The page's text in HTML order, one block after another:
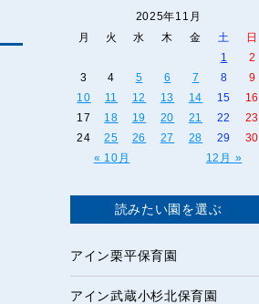
2025年11月
月
火 水 木 金 土 日
« 10月 12月 »
1
2
3
4 5 6 7 8
9
10
11 12 13 14 15
16
17
18 19 20 21 22
23
24
25 26 27 28 29 30
読みたい園を選ぶ
アイン栗平保育園
アイン武蔵小杉北保育園